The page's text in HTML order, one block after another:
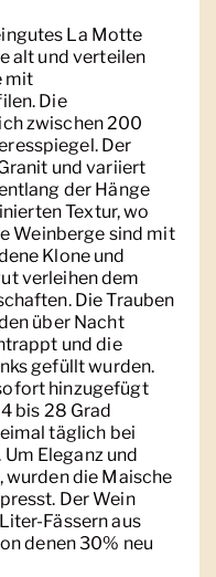
La Motte
alt und verteilen
mit
Die
zwischen 200
Der
und variiert
der Hänge
Textur, wo
Weinberge sind mit
Klone und
verleihen dem
Die Trauben
über Nacht
und die
gefüllt wurden.
hinzugefügt
bis 28 Grad
täglich bei
Eleganz und
die Maische
Der Wein
Fässern aus
denen 30% neu